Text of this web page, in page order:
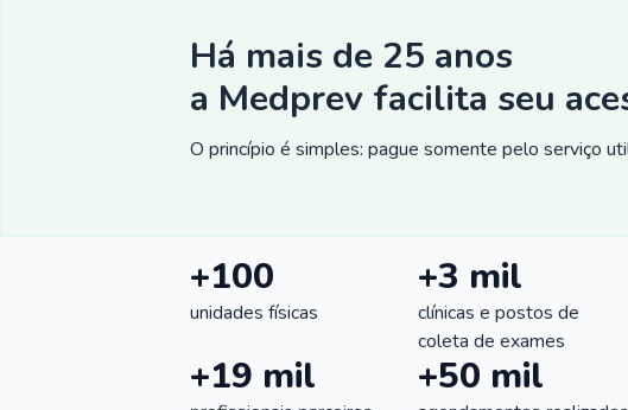
Há mais de 25 anos
a Medprev facilita seu
O princípio é simples: pague somente pelo serviço
+100
unidades físicas
+3 mil
clínicas e postos de
coleta de exames
+19 mil +50 mil